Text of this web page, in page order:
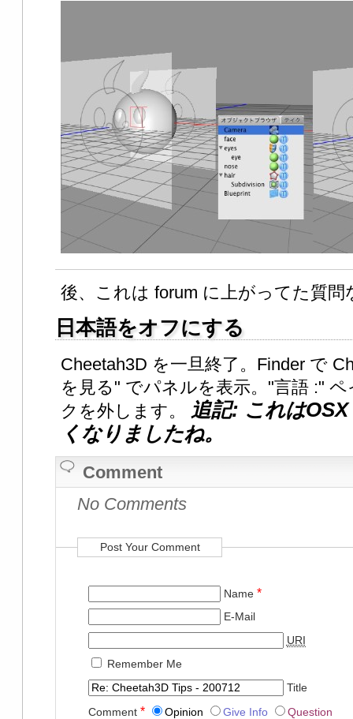
後、これは forum に上がってた質問
日本語をオフにする
Cheetah3D を一旦終了。Finder で
を見る" でパネルを表示。"言語 :"
クを外します。 追記: これは
くなりましたね。
Comment
No Comments
Post Your Comment
Name *
E-Mail
URI
Remember Me
Title
Comment * Opinion Give Info Question